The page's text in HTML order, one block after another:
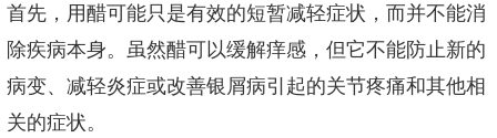
首先，用醋可能只是有效的短暂减轻症状，而并不能消
除疾病本身。虽然醋可以缓解痒感，但它不能防止新的
病变、减轻炎症或改善银屑病引起的关节疼痛和其他相
关的症状。